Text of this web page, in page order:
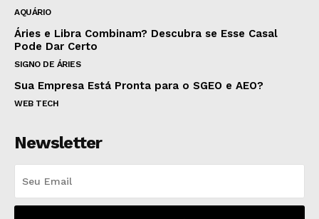
AQUÁRIO
Áries e Libra Combinam? Descubra se Esse Casal
Pode Dar Certo
SIGNO DE ÁRIES
Sua Empresa Está Pronta para o SGEO e AEO?
WEB TECH
Newsletter